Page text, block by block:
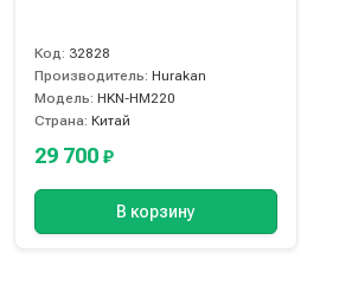
Код: 32828
Производитель:Hurakan
Модель:HKN-HM220
Страна:Китай
29 700₽
В корзину